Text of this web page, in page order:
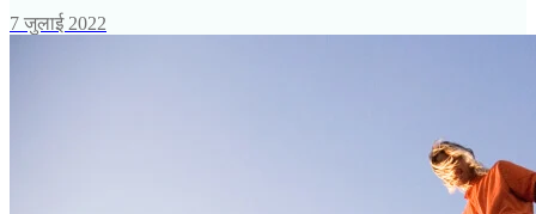
7 जुलाई 2022